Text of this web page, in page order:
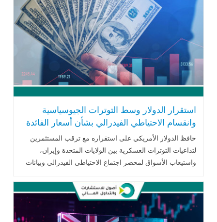
استقرار الدولار وسط التوترات الجيوسياسية
وانقسام الاحتياطي الفيدرالي بشأن أسعار الفائدة
حافظ الدولار الأمريكي على استقراره مع ترقب المستثمرين
لتداعيات التوترات العسكرية بين الولايات المتحدة وإيران،
واستيعاب الأسواق لمحضر اجتماع الاحتياطي الفيدرالي وبيانات
الفائدة، واستقرار معظم العملات الآسيوية ضمن نطاقات ضيقة.